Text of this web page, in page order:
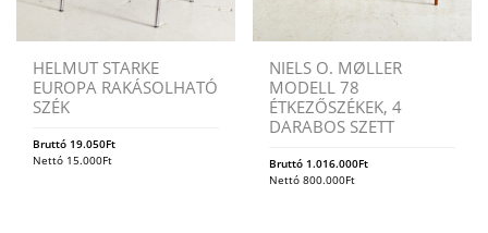
HELMUT STARKE
EUROPA RAKÁSOLHATÓ
SZÉK
Bruttó 19.050Ft
Nettó 15.000Ft
NIELS O. MØLLER
MODELL 78
ÉTKEZŐSZÉKEK, 4
DARABOS SZETT
Bruttó 1.016.000Ft
Nettó800.000Ft